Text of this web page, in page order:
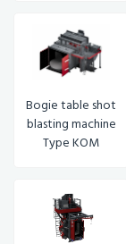
Bogie table shot
blasting machine
Type KOM